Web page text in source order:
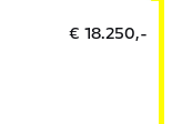
€ 18.250,-